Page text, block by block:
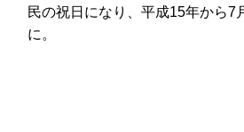
民の祝日になり、平成15年から7
に。